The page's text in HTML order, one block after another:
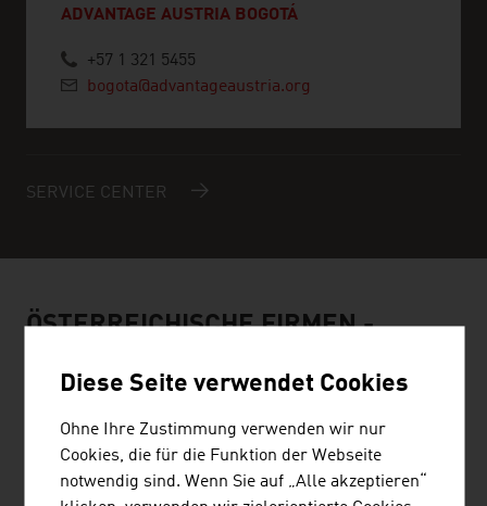
ADVANTAGE AUSTRIA BOGOTÁ
+57 1 321 5455
bogota@advantageaustria.org
SERVICE CENTER
ÖSTERREICHISCHE FIRMEN -
Diese Seite verwendet Cookies
Ohne Ihre Zustimmung verwenden wir nur
Cookies, die für die Funktion der Webseite
notwendig sind. Wenn Sie auf „Alle akzeptieren“